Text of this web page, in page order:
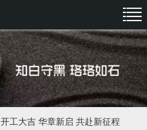
开工大吉 华章新启 共赴新征程